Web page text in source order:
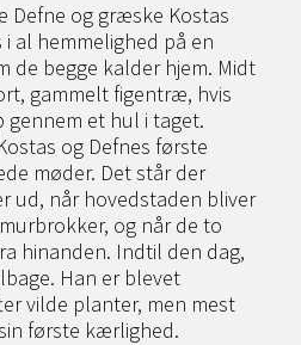
Defne og græske Kostas
i al hemmelighed på en
de begge kalder hjem. Midt
gammelt figentræ, hvis
et hul i taget.
og Defnes første
møder. Det står der
ud, når hovedstaden bliver
og når de to
hinanden. Indtil den dag,
Han er blevet
vilde planter, men mest
første kærlighed.